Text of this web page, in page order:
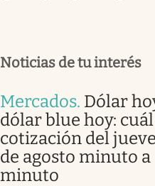
Noticias de tu interés
Mercados. Dólar
dólar blue hoy: cuál
cotización del
de agosto minuto a
minuto